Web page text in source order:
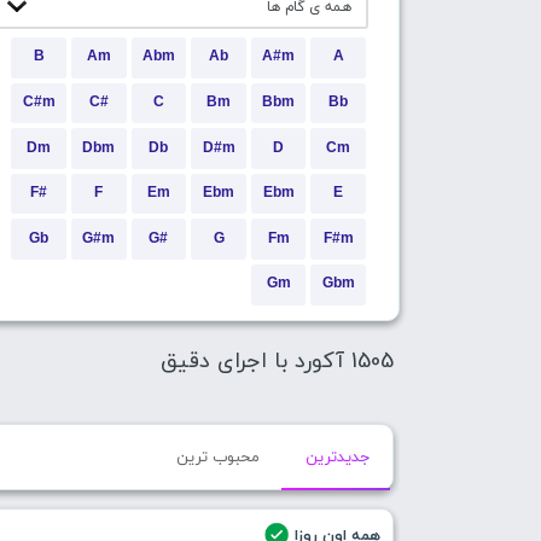
A
A#m
Ab
Abm
Am
B
Bb
Bbm
Bm
C
C#
C#m
Cm
D
D#m
Db
Dbm
Dm
E
Ebm
Ebm
Em
F
F#
F#m
Fm
G
G#
G#m
Gb
Gbm
Gm
1505 آکورد با اجرای دقیق
جدیدترین محبوب ترین
همه اون روزا